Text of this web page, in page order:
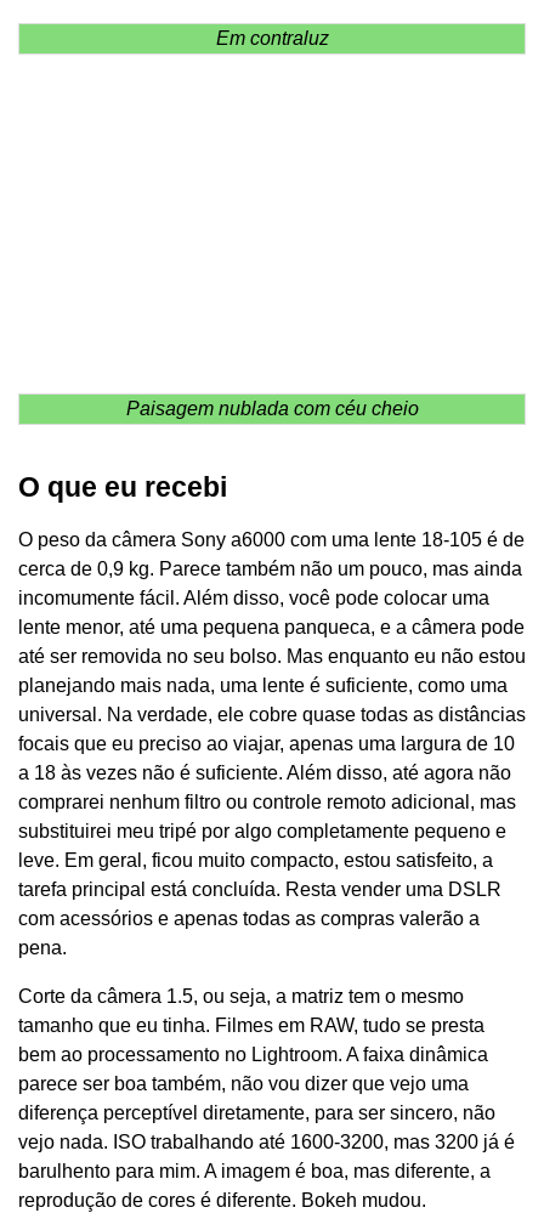
Em contraluz
Paisagem nublada com céu cheio
O que eu recebi
O peso da câmera Sony a6000 com uma lente 18-105 é de
cerca de 0,9 kg. Parece também não um pouco, mas ainda
incomumente fácil. Além disso, você pode colocar uma
lente menor, até uma pequena panqueca, e a câmera pode
até ser removida no seu bolso. Mas enquanto eu não estou
planejando mais nada, uma lente é suficiente, como uma
universal. Na verdade, ele cobre quase todas as distâncias
focais que eu preciso ao viajar, apenas uma largura de 10
a 18 às vezes não é suficiente. Além disso, até agora não
comprarei nenhum filtro ou controle remoto adicional, mas
substituirei meu tripé por algo completamente pequeno e
leve. Em geral, ficou muito compacto, estou satisfeito, a
tarefa principal está concluída. Resta vender uma DSLR
com acessórios e apenas todas as compras valerão a
pena.
Corte da câmera 1.5, ou seja, a matriz tem o mesmo
tamanho que eu tinha. Filmes em RAW, tudo se presta
bem ao processamento no Lightroom. A faixa dinâmica
parece ser boa também, não vou dizer que vejo uma
diferença perceptível diretamente, para ser sincero, não
vejo nada. ISO trabalhando até 1600-3200, mas 3200 já é
barulhento para mim. A imagem é boa, mas diferente, a
reprodução de cores é diferente. Bokeh mudou.